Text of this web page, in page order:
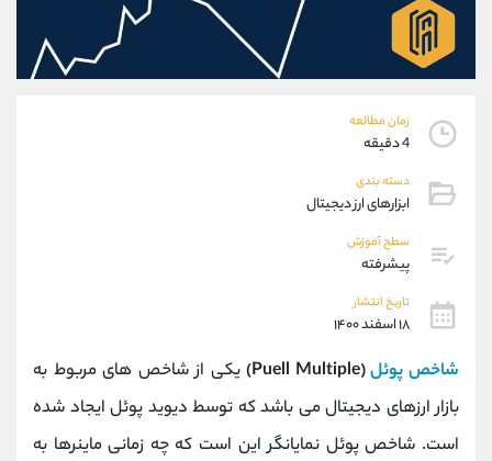
زمان مطالعه
4 دقیقه
دسته بندی
ابزارهای ارز دیجیتال
سطح آموزش
پیشرفته
تاریخ انتشار
۱۸ اسفند ۱۴۰۰
شاخص پوئل(Puell Multiple)
یکی از شاخص های مربوط به
بازار ارزهای دیجیتال می باشد که توسط دیوید پوئل ایجاد شده
است. شاخص پوئل نمایانگر این است که چه زمانی ماینرها به
09304891085
واتساپ شروع گفتگو
تلگرام @Armteam_admin_103
پشتیبان فروش
موبایل
واتساپ
داخلی
اطلاعات تماس (دفتر فروش)
تلفن 021-22021030
بدون پیش شماره 90001030
اینستاگرام @alireza.mehrabii